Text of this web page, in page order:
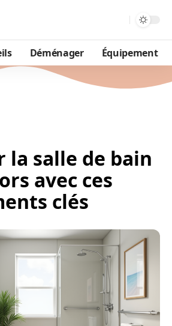
Déménager Équipement
la salle de bain
avec ces
clés